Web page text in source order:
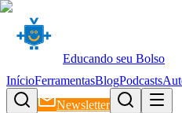
Educando seu Bolso
InícioFerramentasBlogPodcasts
Newsletter